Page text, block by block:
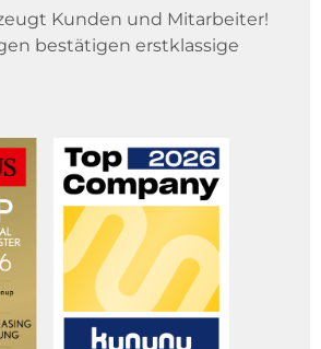
Kunden und Mitarbeiter!
bestätigen erstklassige